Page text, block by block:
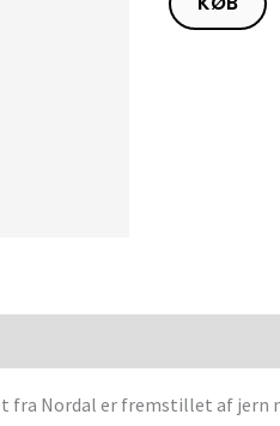
fra Nordal er fremstillet af